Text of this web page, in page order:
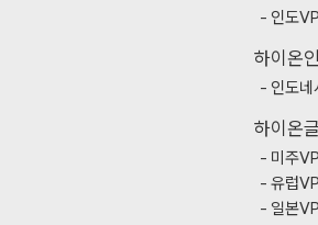
인도
하이온
인도
하이온
미주
유럽
일본